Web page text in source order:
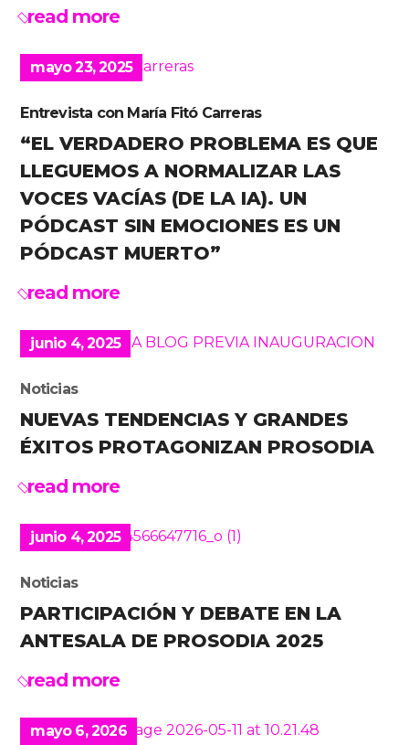
read more
mayo 23, 2025
Entrevista con María Fitó Carreras
“EL VERDADERO PROBLEMA ES QUE
LLEGUEMOS A NORMALIZAR LAS
VOCES VACÍAS (DE LA IA). UN
PÓDCAST SIN EMOCIONES ES UN
PÓDCAST MUERTO”
read more
junio 4, 2025
Noticias
NUEVAS TENDENCIAS Y GRANDES
ÉXITOS PROTAGONIZAN PROSODIA
read more
junio 4, 2025
Noticias
PARTICIPACIÓN Y DEBATE EN LA
ANTESALA DE PROSODIA 2025
read more
mayo 6, 2026